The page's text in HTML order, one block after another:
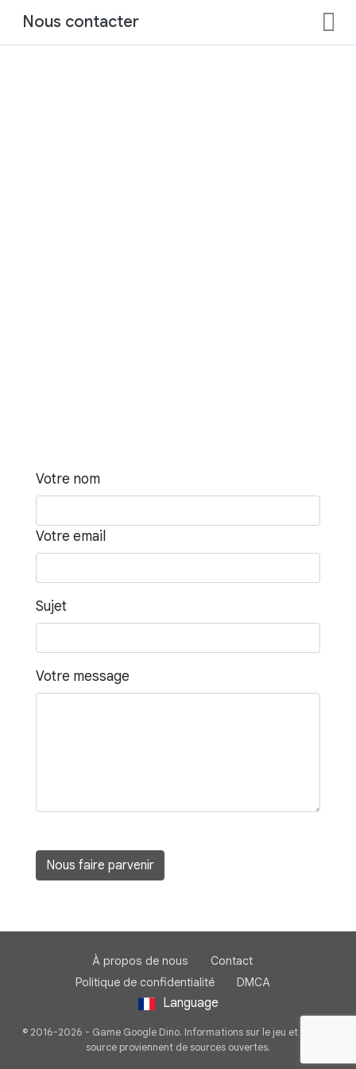
Nous contacter
Votre nom
Votre email
Sujet
Votre message
Nous faire parvenir
À propos de nous
Contact
Politique de confidentialité
DMCA
Language
© 2016-2026 - Game Google Dino. Informations sur le jeu et le code
source proviennent de sources ouvertes.